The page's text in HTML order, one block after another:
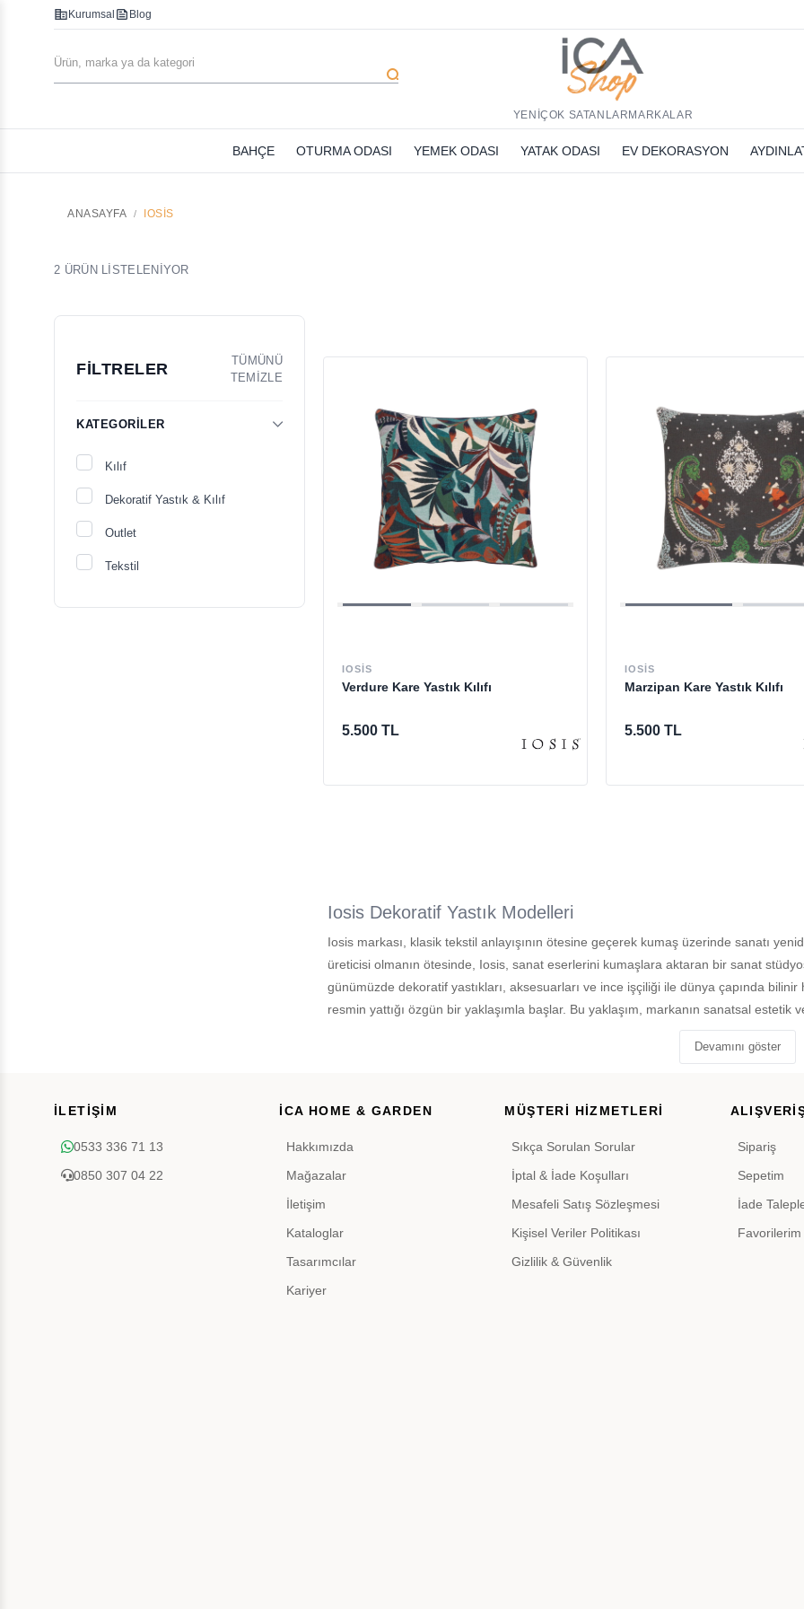
corporate_fare Kurumsal feed Blog
search
YENİÇOK SATANLAR MARKALAR
BAHÇE OTURMA ODASI YEMEK ODASI YATAK ODASI EV DEKORASYON
ANASAYFA IOSIS
2 ÜRÜN LİSTELENİYOR
FİLTRELER
TÜMÜNÜ
TEMİZLE
KATEGORILER
Kılıf
Dekoratif Yastık & Kılıf
Outlet
Tekstil
IOSIS
Verdure Kare Yastık Kılıfı
5.500 TL
IOSIS
Marzipan Kare Yastık Kılıfı
5.500 TL
Iosis Dekoratif Yastık Modelleri
Iosis markası, klasik tekstil anlayışının ötesine geçerek kumaş üzerinde sanatı
üreticisi olmanın ötesinde, Iosis, sanat eserlerini kumaşlara aktaran bir sanat
günümüzde dekoratif yastıkları, aksesuarları ve ince işçiliği ile dünya çapında
resmin yattığı özgün bir yaklaşımla başlar. Bu yaklaşım, markanın sanatsal
Devamını göster
İLETİŞİM
0533 336 71 13
0850 307 04 22
İCA HOME & GARDEN
Hakkımızda
Mağazalar
İletişim
Kataloglar
Tasarımcılar
Kariyer
MÜŞTERİ HİZMETLERİ
Sıkça Sorulan Sorular
İptal & İade Koşulları
Mesafeli Satış Sözleşmesi
Kişisel Veriler Politikası
Gizlilik & Güvenlik
Sipariş
Sepetim
İade
Favorilerim